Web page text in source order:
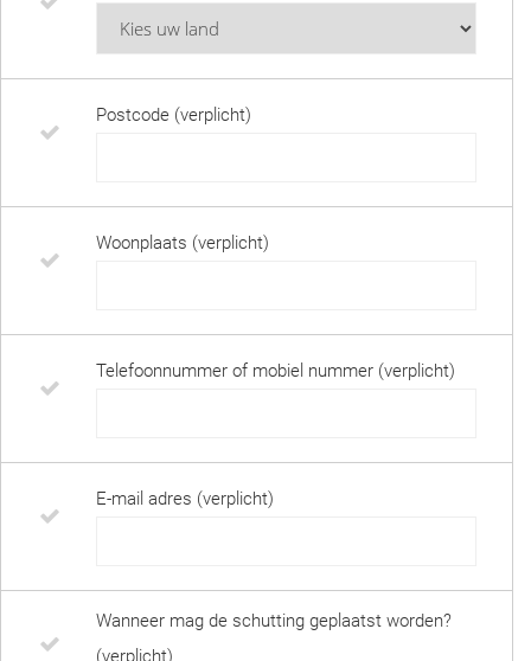
Postcode (verplicht)
Woonplaats (verplicht)
Telefoonnummer of mobiel nummer (verplicht)
E-mail adres (verplicht)
Wanneer mag de schutting geplaatst worden?
(verplicht)